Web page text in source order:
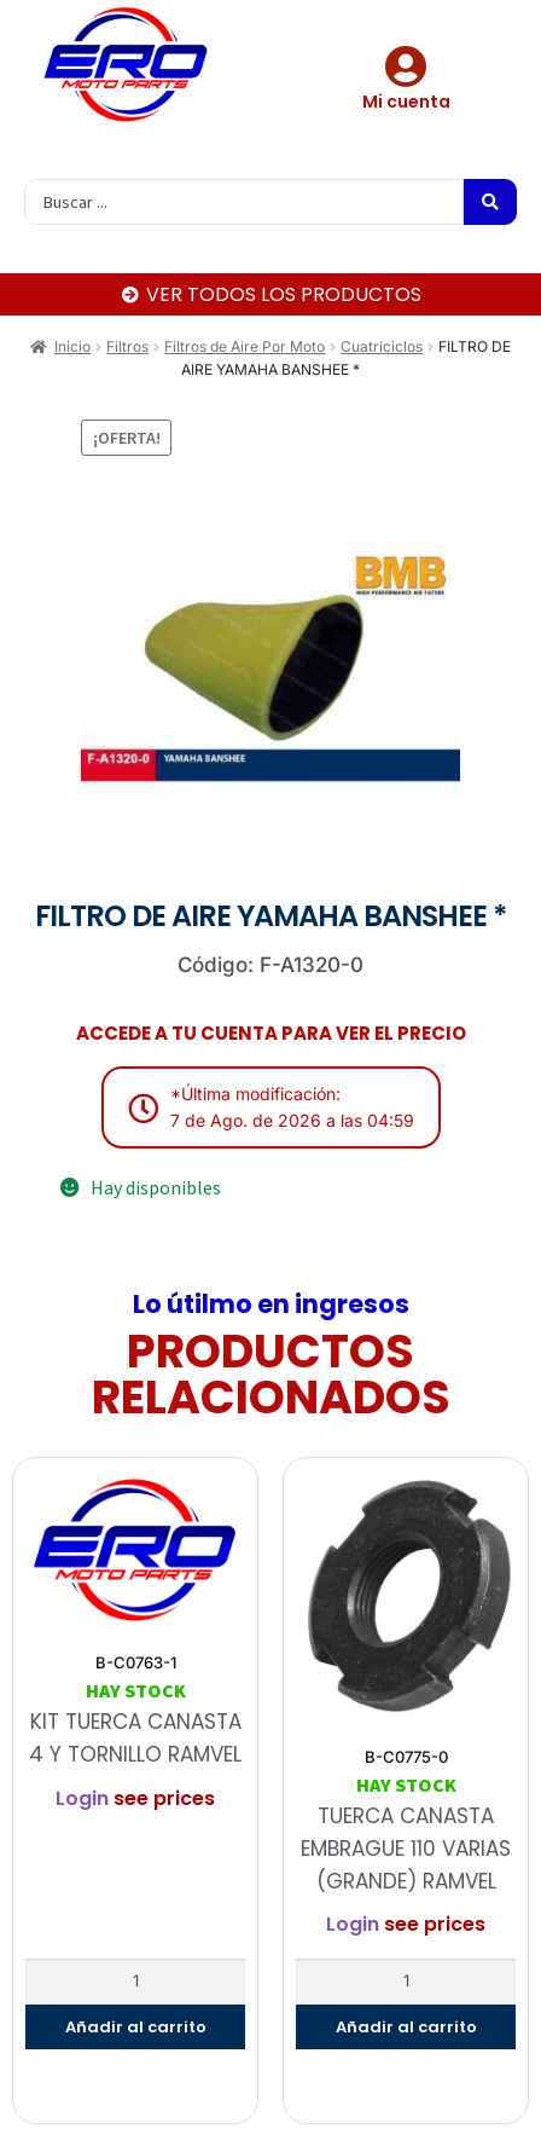
Mi cuenta
VER TODOS LOS PRODUCTOS
Inicio Filtros Filtros de Aire Por Moto Cuatriciclos
FILTRO DE
AIRE YAMAHA BANSHEE *
¡OFERTA!
FILTRO DE AIRE YAMAHA BANSHEE *
Código: F-A1320-0
ACCEDE A TU CUENTA PARA VER EL PRECIO
*Última modificación:
7 de Ago. de 2026 a las 04:59
Hay disponibles
Lo útilmo en ingresos
PRODUCTOS
RELACIONADOS
B-C0763-1
HAY STOCK
KIT TUERCA CANASTA
4 Y TORNILLO RAMVEL
Login see prices
Añadir al carrito
B-C0775-0
HAY STOCK
TUERCA CANASTA
EMBRAGUE 110 VARIAS
(GRANDE) RAMVEL
Login see prices
Añadir al carrito